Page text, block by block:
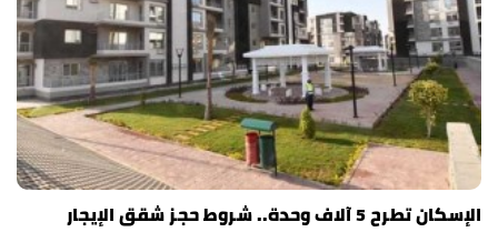
الإسكان تطرح 5 آلاف وحدة.. شروط حجز شقق الإيجار